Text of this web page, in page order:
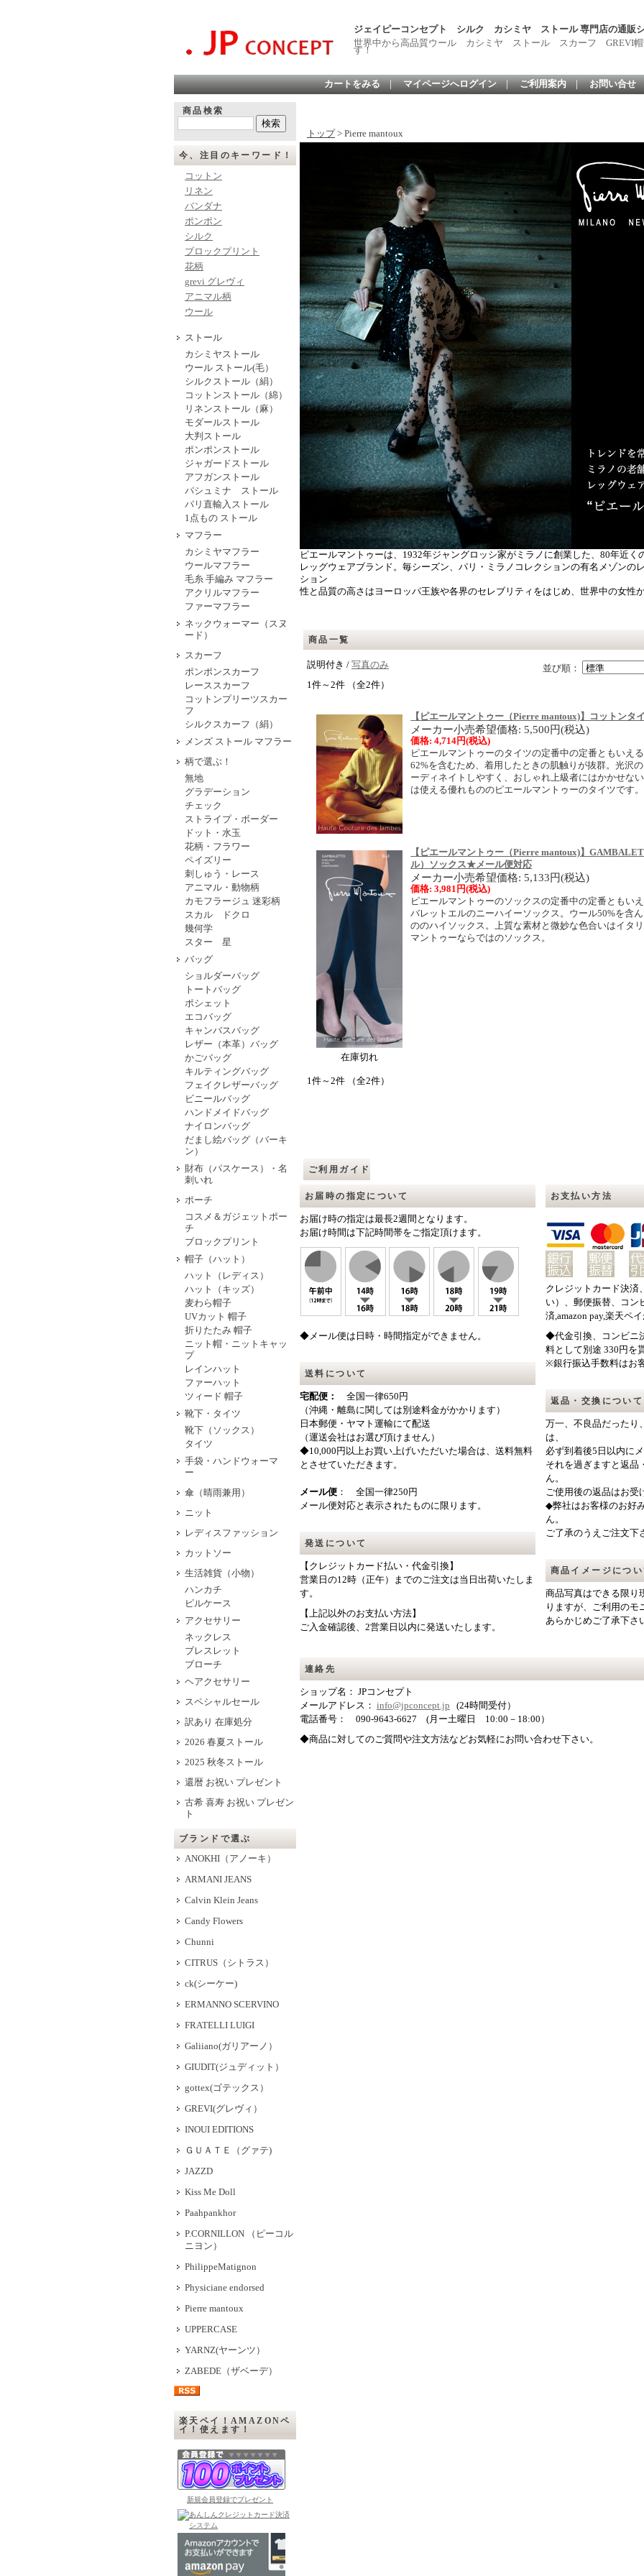
ジェイピーコンセプト シルク カシミヤ ストール 専門店の通販
世界中から高品質ウール カシミヤ ストール スカーフ GREVI帽
す！
カートをみる ｜ マイページへログイン ｜ ご利用案内 ｜ お問い合せ
商品検索
今、注目のキーワード！
コットン
リネン
バンダナ
ポンポン
シルク
ブロックプリント
花柄
grevi グレヴィ
アニマル柄
ウール
ストール
カシミヤストール
ウール ストール(毛）
シルクストール（絹）
コットンストール（綿）
リネンストール（麻）
モダールストール
大判ストール
ポンポンストール
ジャガードストール
アフガンストール
パシュミナ ストール
パリ直輸入ストール
1点もの ストール
マフラー
カシミヤマフラー
ウールマフラー
毛糸 手編み マフラー
アクリルマフラー
ファーマフラー
ネックウォーマー（スヌ
ード）
スカーフ
ポンポンスカーフ
レーススカーフ
コットンプリーツスカー
フ
シルクスカーフ（絹）
メンズ ストール マフラー
柄で選ぶ！
無地
グラデーション
チェック
ストライプ・ボーダー
ドット・水玉
花柄・フラワー
ペイズリー
刺しゅう・レース
アニマル・動物柄
カモフラージュ 迷彩柄
スカル ドクロ
幾何学
スター 星
バッグ
ショルダーバッグ
トートバッグ
ポシェット
エコバッグ
キャンバスバッグ
レザー（本革）バッグ
かごバッグ
キルティングバッグ
フェイクレザーバッグ
ビニールバッグ
ハンドメイドバッグ
ナイロンバッグ
だまし絵バッグ（バーキ
ン）
財布（パスケース）・名
刺いれ
ポーチ
コスメ＆ガジェットポー
チ
ブロックプリント
帽子（ハット）
ハット（レディス）
ハット（キッズ）
麦わら帽子
UVカット 帽子
折りたたみ 帽子
ニット帽・ニットキャッ
プ
レインハット
ファーハット
ツィード 帽子
靴下・タイツ
靴下（ソックス）
タイツ
手袋・ハンドウォーマ
ー
傘（晴雨兼用）
ニット
レディスファッション
カットソー
生活雑貨（小物）
ハンカチ
ピルケース
アクセサリー
ネックレス
ブレスレット
ブローチ
ヘアクセサリー
スペシャルセール
訳あり 在庫処分
2026 春夏ストール
2025 秋冬ストール
還暦 お祝い プレゼント
古希 喜寿 お祝い プレゼン
ト
ブランドで選ぶ
ANOKHI（アノーキ）
ARMANI JEANS
Calvin Klein Jeans
Candy Flowers
Chunni
CITRUS（シトラス）
ck(シーケー)
ERMANNO SCERVINO
FRATELLI LUIGI
Galiiano(ガリアーノ）
GIUDIT(ジュディット）
gottex(ゴテックス）
GREVI(グレヴィ）
INOUI EDITIONS
ＧＵＡＴＥ（グァテ)
JAZZD
Kiss Me Doll
Paahpankhor
P.CORNILLON （ピーコル
ニヨン）
PhilippeMatignon
Physiciane endorsed
Pierre mantoux
UPPERCASE
YARNZ(ヤーンツ）
ZABEDE（ザベーデ）
楽天ペイ！AMAZONペ
イ！使えます！
新規会員登録でプレゼント
トップ > Pierre mantoux
ピエールマントゥーは、1932年ジャングロッシ家がミラノに創業した、80年近く
レッグウェアブランド。毎シーズン、パリ・ミラノコレクションの有名メゾンの
ション
性と品質の高さはヨーロッパ王族や各界のセレブリティをはじめ、世界中の女性
商品一覧
並び順：
説明付き / 写真のみ
1件～2件 （全2件）
【ピエールマントゥー（Pierre mantoux)】コットンタ
メーカー小売希望価格: 5,500円(税込)
価格: 4,714円(税込)
ピエールマントゥーのタイツの定番中の定番ともいえ
62%を含むため、着用したときの肌触りが抜群。光沢
ーディネイトしやすく、おしゃれ上級者にはかかせな
は使える優れもののピエールマントゥーのタイツです。
在庫切れ
【ピエールマントゥー（Pierre mantoux)】
ル）ソックス★メール便対応
メーカー小売希望価格: 5,133円(税込)
価格: 3,981円(税込)
ピエールマントゥーのソックスの定番中の定番ともい
バレットエルのニーハイーソックス。ウール50%を含
ののハイソックス。上質な素材と微妙な色合いはイタ
マントゥーならではのソックス。
1件～2件 （全2件）
ご利用ガイド
お届時の指定について
お届け時の指定は最長2週間となります。
お届け時間は下記時間帯をご指定頂けます。
◆メール便は日時・時間指定ができません。
送料について
宅配便：
全国一律650円
（沖縄・離島に関しては別途料金がかかります）
日本郵便・ヤマト運輸にて配送
（運送会社はお選び頂けません）
◆10,000円以上お買い上げいただいた場合は、送料無料
とさせていただきます。
メール便 ： 全国一律250円
メール便対応と表示されたものに限ります。
発送について
【クレジットカード払い・代金引換】
営業日の12時（正午）までのご注文は当日出荷いたしま
す。
【上記以外のお支払い方法】
ご入金確認後、2営業日以内に発送いたします。
お支払い方法
クレジットカード決済
い）、郵便振替、コン
済,amazon pay,楽天
◆代金引換、コンビニ
料として別途 330円を
※銀行振込手数料はお
返品・交換について
万一、不良品だったり
は、
必ず到着後5日以内に
それを過ぎますと返品
ん。
ご使用後の返品はお受
◆弊社はお客様のお好
ん。
ご了承のうえご注文下
商品イメージにつ
商品写真はできる限り
りますが、ご利用のモ
あらかじめご了承下さ
連絡先
ショップ名： JPコンセプト
メールアドレス： info@jpconcept.jp (24時間受付）
電話番号： 090-9643-6627 (月ー土曜日 10:00－18:00）
◆商品に対してのご質問や注文方法などお気軽にお問い合わせ下さい。